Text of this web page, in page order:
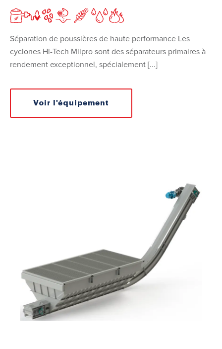
Séparation de poussières de haute performance Les
cyclones Hi-Tech Milpro sont des séparateurs primaires à
rendement exceptionnel, spécialement [...]
Voir l'équipement